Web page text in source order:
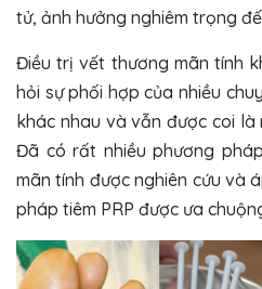
tử, ảnh hưởng nghiêm trọng
Điều trị vết thương mãn tính
hỏi sự phối hợp của nhiều
khác nhau và vẫn được coi
Đã có rất nhiều phương
mãn tính được nghiên cứu và
pháp tiêm PRP được ưa